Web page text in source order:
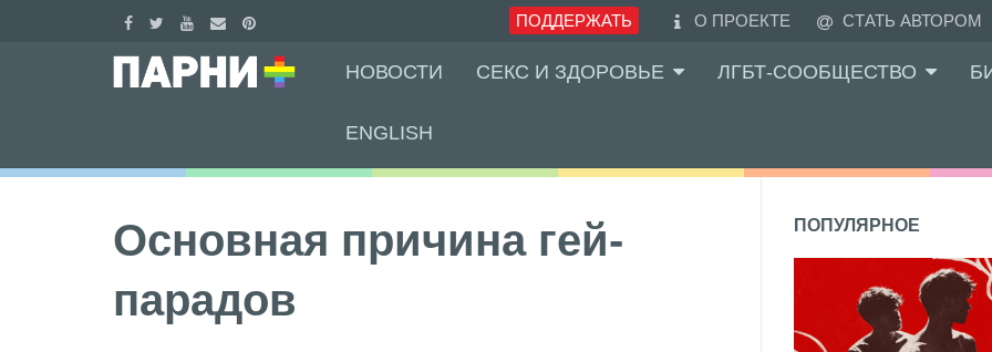
ПОДДЕРЖАТЬ О ПРОЕКТЕ СТАТЬ АВТОРОМ
НОВОСТИ СЕКС И ЗДОРОВЬЕ ЛГБТ-СООБЩЕСТВО
ENGLISH
Основная причина гей-
парадов
ПОПУЛЯРНОЕ